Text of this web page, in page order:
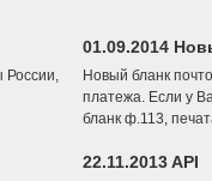
России,
01.09.2014
Новый бланк
платежа. Если у
бланк ф.113,
22.11.2013 API